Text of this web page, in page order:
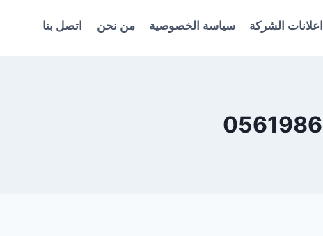
اعلانات الشركة سياسة الخصوصية من نحن اتصل بنا